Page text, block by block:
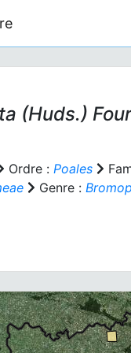
(Huds.)
Ordre : Poales
Genre :